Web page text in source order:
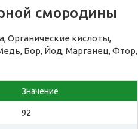
смородины
Органические кислоты,
Бор, Йод, Марганец, Фтор,
Значение
92